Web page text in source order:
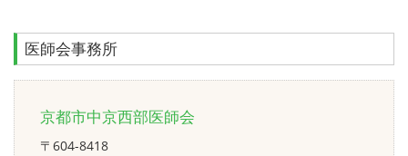
医師会事務所
京都市中京西部医師会
〒604-8418